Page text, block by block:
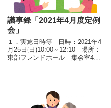
議事録「2021年4月度定例
会」
１．実施日時等 日時：2021年4
月25日(日)10:00～12:10 場所：
東部フレンドホール 集会室4
町会地区防災...